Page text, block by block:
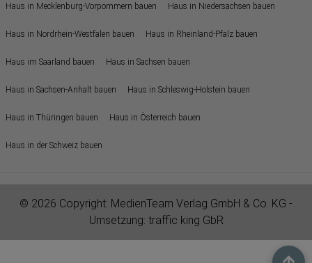
Haus in Mecklenburg-Vorpommern bauen Haus in Niedersachsen bauen
Haus in Nordrhein-Westfalen bauen Haus in Rheinland-Pfalz bauen
Haus im Saarland bauen Haus in Sachsen bauen
Haus in Sachsen-Anhalt bauen Haus in Schleswig-Holstein bauen
Haus in Thüringen bauen Haus in Österreich bauen
Haus in der Schweiz bauen
© 2026 Copyright: MedienTeam Verlag GmbH & Co. KG -
Umsetzung: traffic king GbR